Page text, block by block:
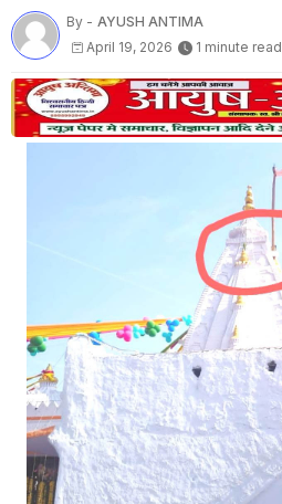
By - AYUSH ANTIMA
April 19, 2026
1 minute read